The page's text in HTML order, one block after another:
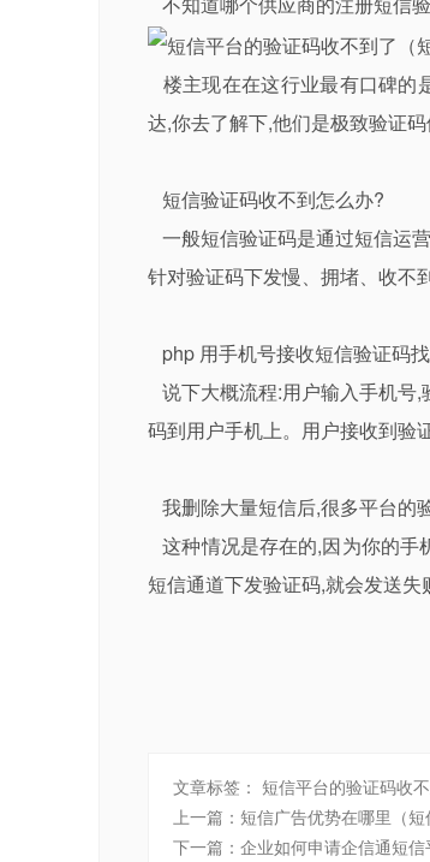
楼主现在在这行业最有口碑的
达,你去了解下,他们是极致验证码
短信验证码收不到怎么办?
一般短信验证码是通过短信运
针对验证码下发慢、拥堵、收不
php 用手机号接收短信验证码
说下大概流程:用户输入手机号
码到用户手机上。用户接收到验
我删除大量短信后,很多平台的
这种情况是存在的,因为你的手
短信通道下发验证码,就会发送失
文章标签： 短信平台的验证码收
上一篇： 短信广告优势在哪里（短
下一篇： 企业如何申请企信通短